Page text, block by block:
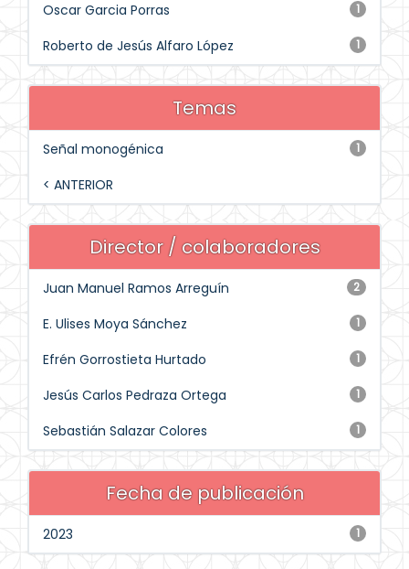
1
Oscar Garcia Porras
1
Roberto de Jesús Alfaro López
Temas
1
Señal monogénica
< ANTERIOR
Director / colaboradores
2
Juan Manuel Ramos Arreguín
1
E. Ulises Moya Sánchez
1
Efrén Gorrostieta Hurtado
1
Jesús Carlos Pedraza Ortega
1
Sebastián Salazar Colores
Fecha de publicación
1
2023